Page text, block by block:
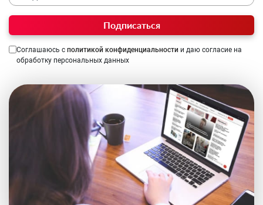
Подписаться
Соглашаюсь с политикой конфиденциальности и даю согласие на
обработку персональных данных